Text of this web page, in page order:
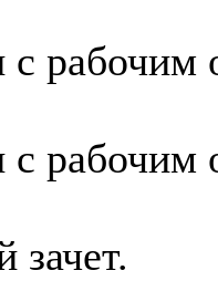
с рабочим
с рабочим
зачет.